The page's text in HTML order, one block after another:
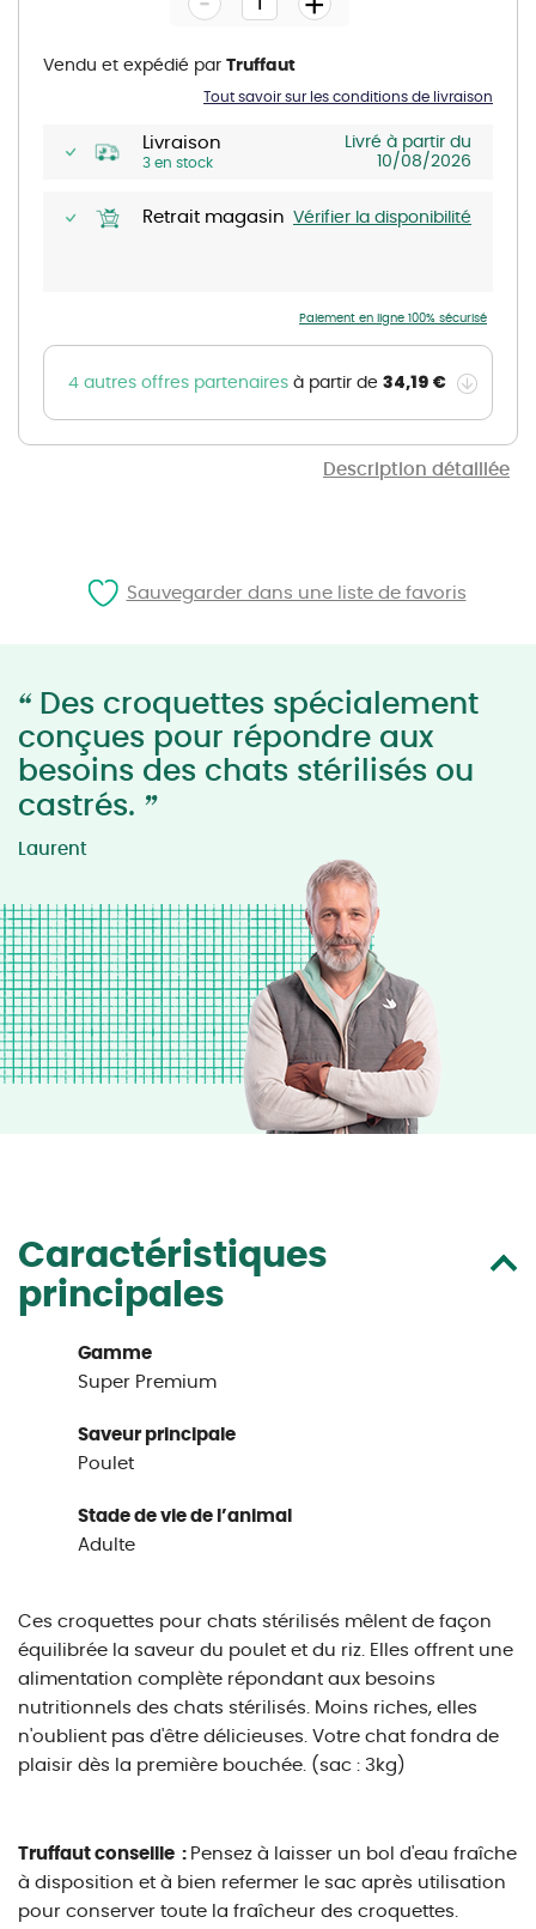
Description détaillée
gallery
Livraison
3 en stock
Livré à partir du
10/08/2026
Retrait magasin Vérifier la disponibilité
Tout savoir sur les conditions de livraison
Vendu et expédié par Truffaut
Paiement en ligne 100% sécurisé
4 autres offres partenaires à partir de 34,19 €
“ Des croquettes spécialement
conçues pour répondre aux
besoins des chats stérilisés ou
castrés. ”
Laurent
Caractéristiques
principales
Gamme
Super Premium
Saveur principale
Poulet
Stade de vie de l’animal
Adulte
Ces croquettes pour chats stérilisés mêlent de façon
équilibrée la saveur du poulet et du riz. Elles offrent une
alimentation complète répondant aux besoins
nutritionnels des chats stérilisés. Moins riches, elles
n'oublient pas d'être délicieuses. Votre chat fondra de
plaisir dès la première bouchée. (sac : 3kg)
Truffaut conseille : Pensez à laisser un bol d'eau fraîche
à disposition et à bien refermer le sac après utilisation
pour conserver toute la fraîcheur des croquettes.
Sauvegarder dans une liste de favoris